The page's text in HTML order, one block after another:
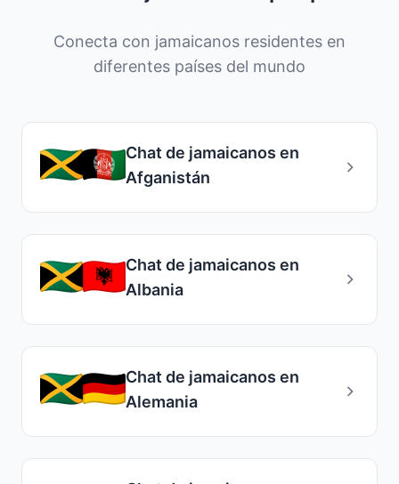
útiles desde el inicio.
Conecta con jamaicanos residentes en
diferentes países del mundo
Chat de jamaicanos en
Afganistán
Chat de jamaicanos en
Albania
Chat de jamaicanos en
Alemania